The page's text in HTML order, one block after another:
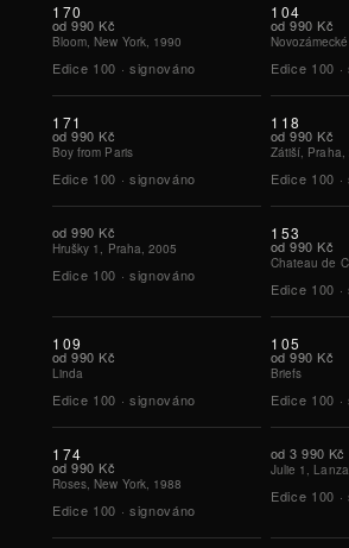
170
od 990 Kč
Bloom, New York, 1990
Edice 100 · signováno
104
od 990 Kč
Edice 100 ·
171
od 990 Kč
Boy from Paris
Edice 100 · signováno
118
od 990 Kč
Zátiší, Praha,
Edice 100 ·
od 990 Kč
Hrušky 1, Praha, 2005
Edice 100 · signováno
153
od 990 Kč
Chateau de
Edice 100 ·
109
od 990 Kč
Linda
Edice 100 · signováno
105
od 990 Kč
Briefs
Edice 100 ·
174
od 990 Kč
Roses, New York, 1988
Edice 100 · signováno
od 3 990 Kč
Julie 1,
Edice 100 ·